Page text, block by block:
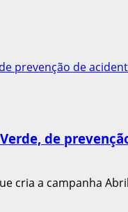
prevenção de
de
cria a campanha